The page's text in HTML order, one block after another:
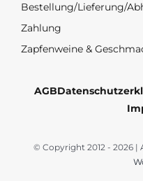
Bestellung/Lieferung/
Zahlung
Zapfenweine &
AGB
© Copyright 2012 - 2026 |